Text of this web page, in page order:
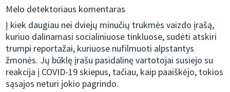
Melo detektoriaus komentaras
Į kiek daugiau nei dviejų minučių trukmės vaizdo įrašą,
kuriuo dalinamasi socialiniuose tinkluose, sudėti atskiri
trumpi reportažai, kuriuose nufilmuoti alpstantys
žmonės. Jų būklę įrašu pasidalinę vartotojai susiejo su
reakcija į COVID-19 skiepus, tačiau, kaip paaiškėjo, tokios
sąsajos neturi jokio pagrindo.